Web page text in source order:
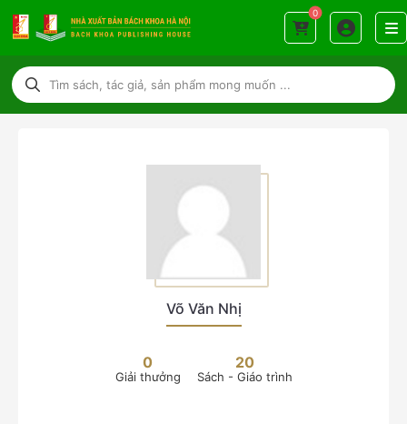
0
Võ Văn Nhị
0
Giải thưởng
20
Sách - Giáo trình